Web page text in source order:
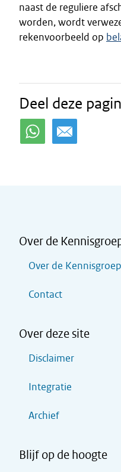
naast de reguliere
worden, wordt
rekenvoorbeeld op
Deel deze
Over de
Over de
Contact
Over deze site
Disclaimer
Integratie
Archief
Blijf op de hoogte